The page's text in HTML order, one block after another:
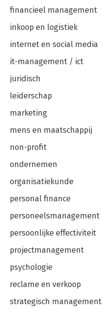
financieel management
inkoop en logistiek
internet en social media
it-management / ict
juridisch
leiderschap
marketing
mens en maatschappij
non-profit
ondernemen
organisatiekunde
personal finance
personeelsmanagement
persoonlijke effectiviteit
projectmanagement
psychologie
reclame en verkoop
strategisch management